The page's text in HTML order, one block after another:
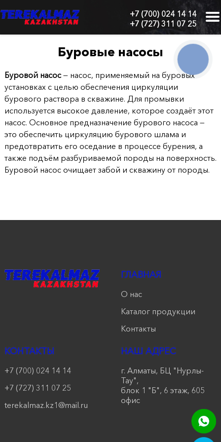
+7 (700) 024 14 14
+7 (727) 311 07 25
Алматы,
блок
1
"Б",
6
этаж,
605
офис
Главная
Каталог
Оставить
заявку
Буровые насосы
Буровой насос— насос, применяемый на буровых
установках с целью обеспечения циркуляции
бурового раствора в скважине. Для промывки
используется высокое давление, которое создаёт этот
насос. Основное предназначение бурового насоса —
это обеспечить циркуляцию бурового шлама и
предотвратить его оседание в процессе бурения, а
также подъём разбуриваемой породы на поверхность.
Буровой насос очищает забой и скважину от породы.
ГЛАВНАЯ
О нас
Каталог продукции
Контакты
КОНТАКТЫ
+7 (700) 024 14 14
+7 (727) 311 07 25
terekalmaz.kz1@mail.ru
НАШ АДРЕС
г. Алматы, БЦ "Нурлы-
Тау",
блок 1 "Б", 6 этаж, 605
офис